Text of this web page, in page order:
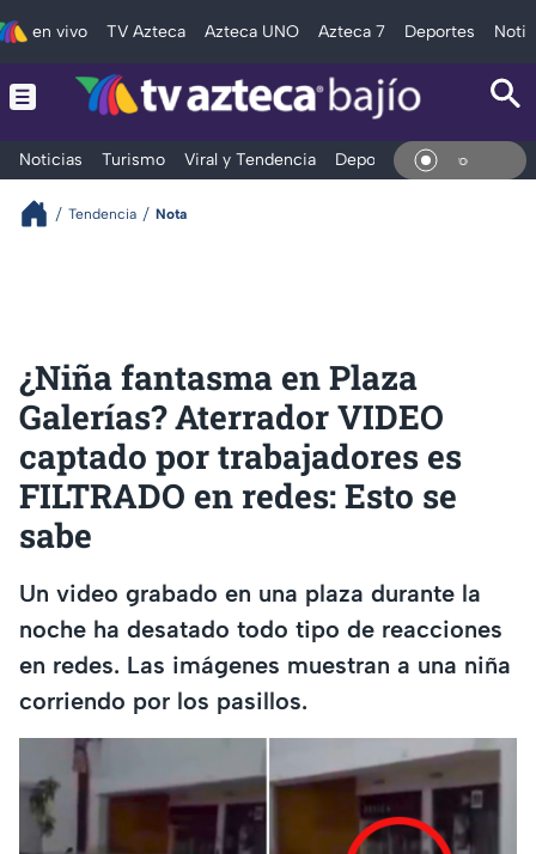
en vivo TV Azteca Azteca UNO Azteca 7 Deportes
Noticias Turismo Viral y Tendencia Deportes Espectáculos
En
Tendencia Nota
¿Niña fantasma en Plaza
Galerías? Aterrador VIDEO
captado por trabajadores es
FILTRADO en redes: Esto se
sabe
Un video grabado en una plaza durante la
noche ha desatado todo tipo de reacciones
en redes. Las imágenes muestran a una niña
corriendo por los pasillos.